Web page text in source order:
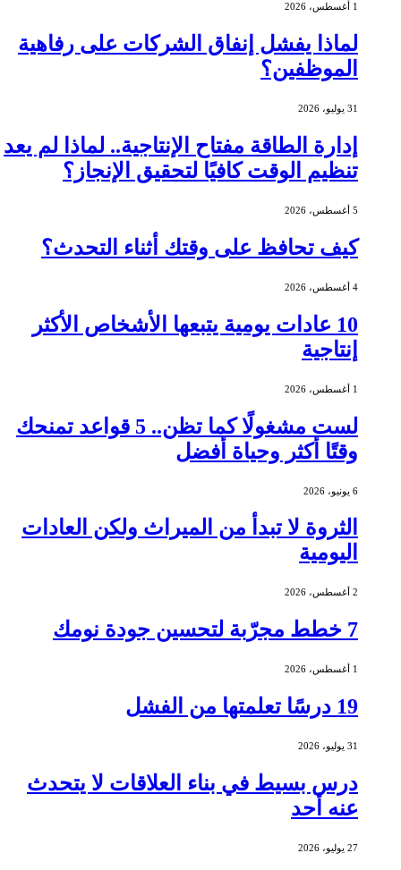
1 أغسطس، 2026
لماذا يفشل إنفاق الشركات على رفاهية
الموظفين؟
31 يوليو، 2026
إدارة الطاقة مفتاح الإنتاجية.. لماذا لم يعد
تنظيم الوقت كافيًا لتحقيق الإنجاز؟
5 أغسطس، 2026
كيف تحافظ على وقتك أثناء التحدث؟
4 أغسطس، 2026
10 عادات يومية يتبعها الأشخاص الأكثر
إنتاجية
1 أغسطس، 2026
لست مشغولًا كما تظن.. 5 قواعد تمنحك
وقتًا أكثر وحياة أفضل
6 يونيو، 2026
الثروة لا تبدأ من الميراث ولكن العادات
اليومية
2 أغسطس، 2026
7 خطط مجرّبة لتحسين جودة نومك
1 أغسطس، 2026
19 درسًا تعلمتها من الفشل
31 يوليو، 2026
درس بسيط في بناء العلاقات لا يتحدث
عنه أحد
27 يوليو، 2026